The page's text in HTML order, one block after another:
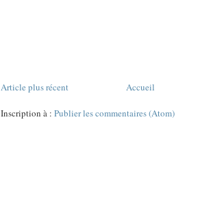
Article plus récent Accueil
Inscription à : Publier les commentaires (Atom)